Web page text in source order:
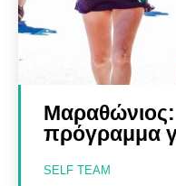
πρόγραμμα
SELF TEAM